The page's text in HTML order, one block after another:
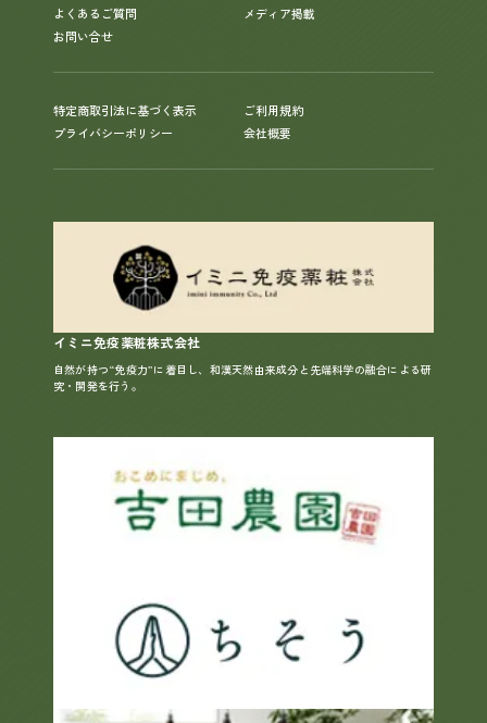
よくあるご質問
メディア掲載
お問い合せ
特定商取引法に基づく表示
プライバシーポリシー
ご利用規約
会社概要
イミニ免疫薬粧株式会社
自然が持つ“免疫力”に着目し、和漢天然由来成分と先端科学の融合による研
究・開発を行う。